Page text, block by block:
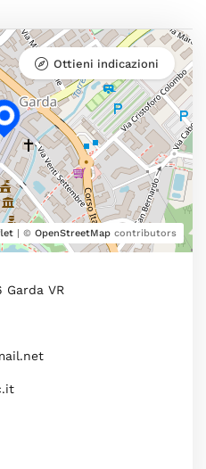
| © OpenStreetMap contributors
Ottieni indicazioni
Garda VR